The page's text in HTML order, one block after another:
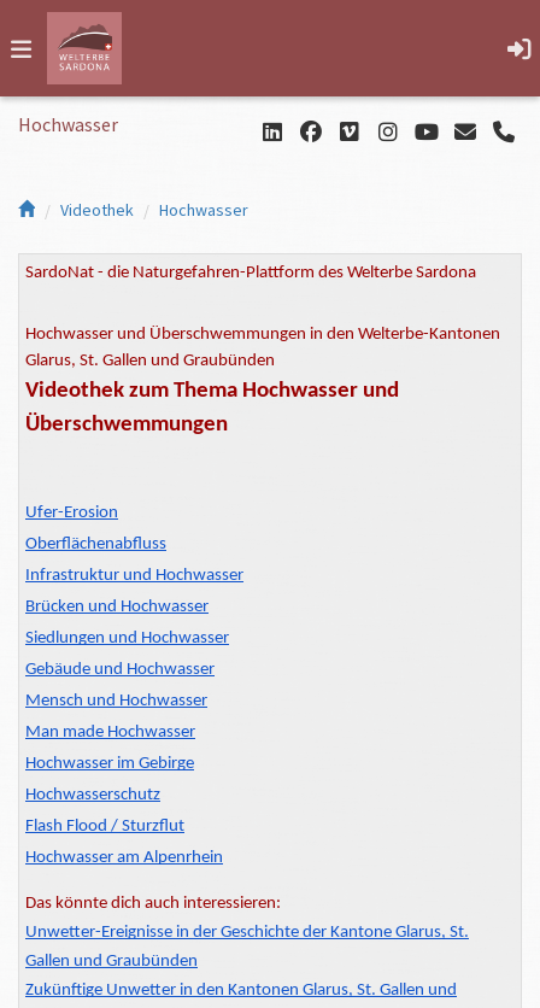
Hochwasser
Videothek Hochwasser
SardoNat - die Naturgefahren-Plattform des Welterbe Sardona
Hochwasser und Überschwemmungen in den Welterbe-Kantonen
Glarus, St. Gallen und Graubünden
Videothek zum Thema Hochwasser und
Überschwemmungen
Ufer-Erosion
Oberflächenabfluss
Infrastruktur und Hochwasser
Brücken und Hochwasser
Siedlungen und Hochwasser
Gebäude und Hochwasser
Mensch und Hochwasser
Man made Hochwasser
Hochwasser im Gebirge
Hochwasserschutz
Flash Flood / Sturzflut
Hochwasser am Alpenrhein
Das könnte dich auch interessieren:
Unwetter-Ereignisse in der Geschichte der Kantone Glarus, St.
Gallen und Graubünden
Zukünftige Unwetter in den Kantonen Glarus, St. Gallen und